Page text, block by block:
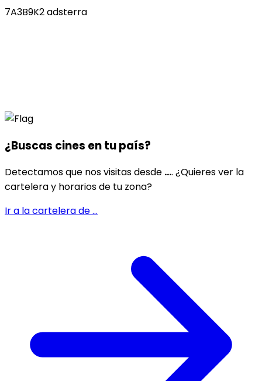
7A3B9K2 adsterra
¿Buscas cines entu país?
Detectamos que nos visitas desde .... ¿Quieres ver la
cartelera y horarios de tu zona?
Ir a la cartelera de...